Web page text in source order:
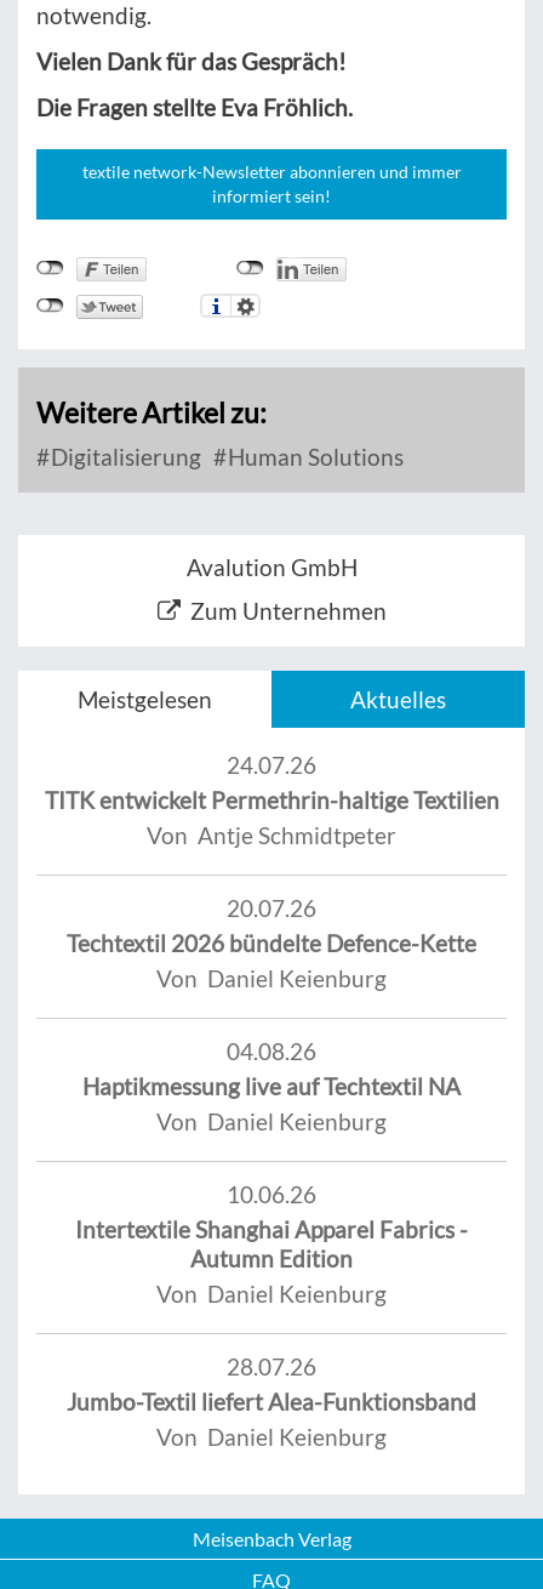
notwendig.
Vielen Dank für das Gespräch!
Die Fragen stellte Eva Fröhlich.
textile network-Newsletter abonnieren und immer
informiert sein!
Weitere Artikel zu:
Digitalisierung Human Solutions
Avalution GmbH
Zum Unternehmen
Meistgelesen Aktuelles
24.07.26
TITK entwickelt Permethrin-haltige Textilien
Von Antje Schmidtpeter
20.07.26
Techtextil 2026 bündelte Defence-Kette
Von Daniel Keienburg
04.08.26
Haptikmessung live auf Techtextil NA
Von Daniel Keienburg
10.06.26
Intertextile Shanghai Apparel Fabrics -
Autumn Edition
Von Daniel Keienburg
28.07.26
Jumbo-Textil liefert Alea-Funktionsband
Von Daniel Keienburg
Meisenbach Verlag
FAQ